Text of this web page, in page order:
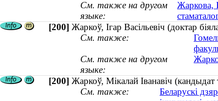
См. также на другом
языке:
Жаркова,
[200] Жаркоў, Ігар Васільевіч (доктар
См. также:
См. также на другом
языке:
[200] Жаркоў, Мікалай Іванавіч
См. также:
Беларускі